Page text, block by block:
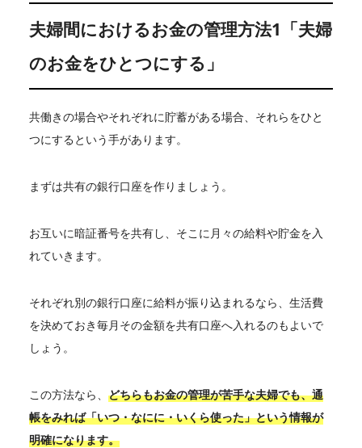
夫婦間におけるお金の管理方法1「夫婦
のお金をひとつにする」
共働きの場合やそれぞれに貯蓄がある場合、それらをひと
つにするという手があります。
まずは共有の銀行口座を作りましょう。
お互いに暗証番号を共有し、そこに月々の給料や貯金を入
れていきます。
それぞれ別の銀行口座に給料が振り込まれるなら、生活費
を決めておき毎月その金額を共有口座へ入れるのもよいで
しょう。
この方法なら、 どちらもお金の管理が苦手な夫婦でも、通
帳をみれば「いつ・なにに・いくら使った」という情報が
明確になります。